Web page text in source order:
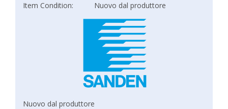
Item Condition:
Nuovo dal produttore
Nuovo dal produttore